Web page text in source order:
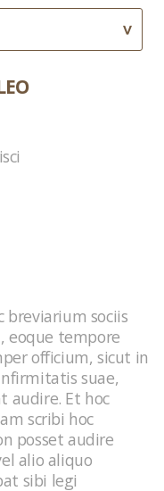
breviarium sociis
eoque tempore
officium, sicut in
suae,
audire. Et hoc
scribi hoc
posset audire
alio aliquo
sibi legi